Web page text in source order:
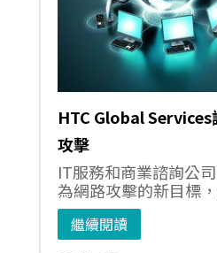
HTC Global
攻擊
IT服務和商業諮詢公
為網路攻擊的新目標
繼續閱讀